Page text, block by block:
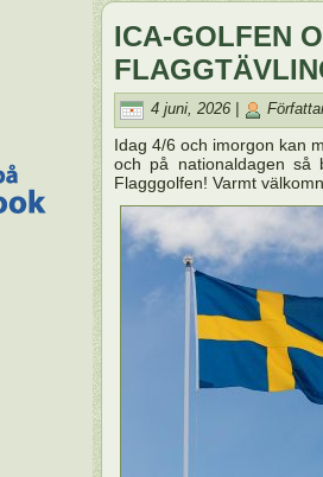
ICA-GOLFEN
4 juni, 2026 |
Idag 4/6 och imorgon kan
och på nationaldagen så
Flagggolfen! Varmt